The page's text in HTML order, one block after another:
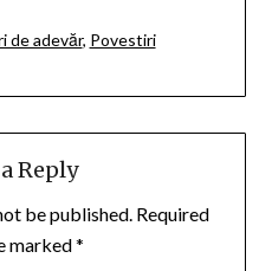
de adevăr, Povestiri
Reply
be published. Required
marked*